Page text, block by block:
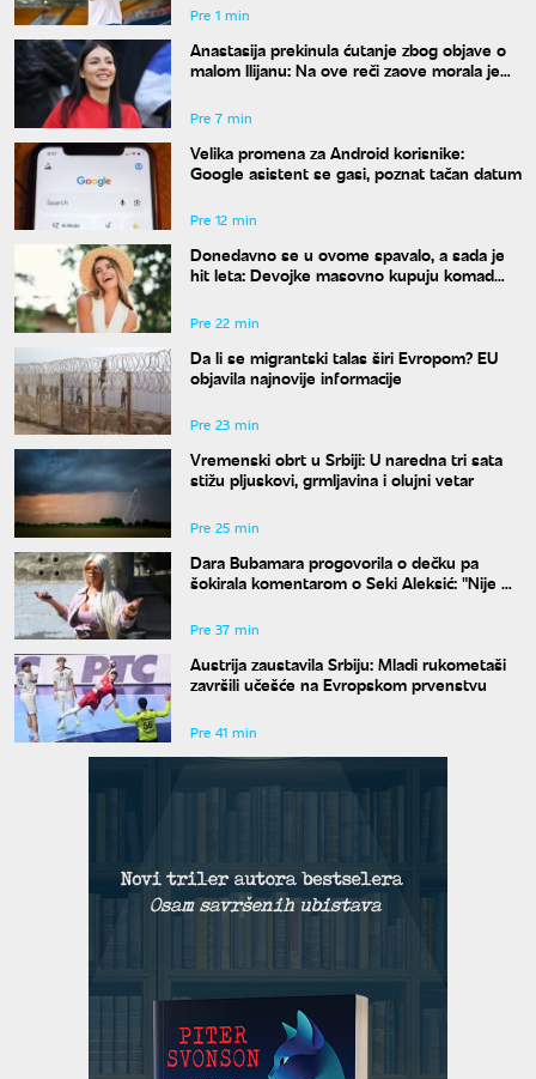
Pre 1 min
Anastasija prekinula ćutanje zbog objave o
malom Ilijanu: Na ove reči zaove morala je
Pre 7 min
Velika promena za Android korisnike:
Google asistent se gasi, poznat tačan datum
Pre 12 min
Donedavno se u ovome spavalo, a sada je
hit leta: Devojke masovno kupuju komad
Pre 22 min
Da li se migrantski talas širi Evropom? EU
objavila najnovije informacije
Pre 23 min
Vremenski obrt u Srbiji: U naredna tri sata
stižu pljuskovi, grmljavina i olujni vetar
Pre 25 min
Dara Bubamara progovorila o dečku pa
šokirala komentarom o Seki Aleksić: "Nije mi
Pre 37 min
Austrija zaustavila Srbiju: Mladi rukometaši
završili učešće na Evropskom prvenstvu
Pre 41 min